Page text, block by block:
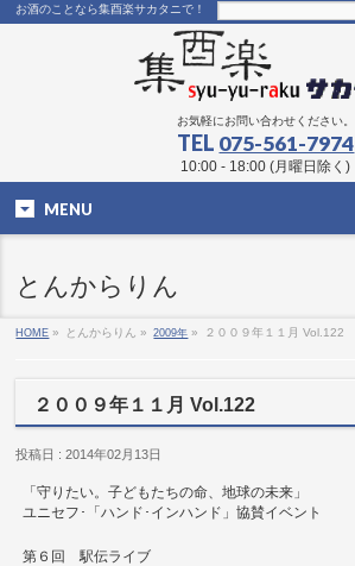
お酒のことなら集酉楽サカタニで！
お気軽にお問い合わせください。
TEL 075-561-7974
10:00 - 18:00 (月曜日除く)
MENU
とんからりん
HOME » とんからりん » 2009年 » ２００９年１１月 Vol.122
２００９年１１月 Vol.122
投稿日 : 2014年02月13日
「守りたい。子どもたちの命、地球の未来」
ユニセフ･「ハンド･インハンド」協賛イベント
第６回 駅伝ライブ